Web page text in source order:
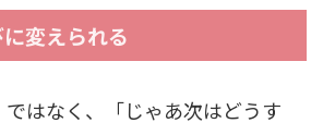
変えられる
ではなく、「じゃあ次はどうす